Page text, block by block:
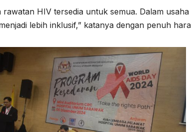
rawatan HIV tersedia untuk semua. Dalam
lebih inklusif,” katanya dengan penuh